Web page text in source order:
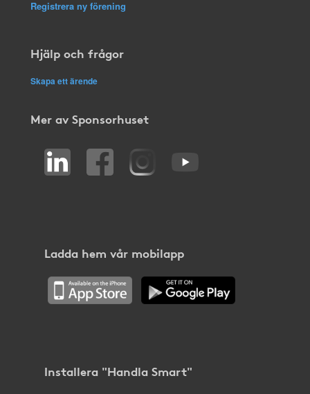
Registrera ny förening
Hjälp och frågor
Skapa ett ärende
Mer av Sponsorhuset
Ladda hem vår mobilapp
Installera "Handla Smart"